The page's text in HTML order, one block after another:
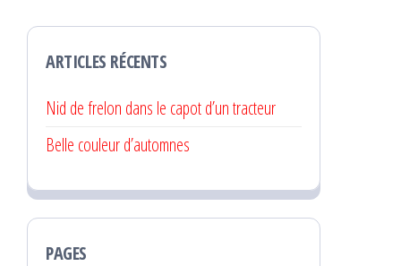
ARTICLES RÉCENTS
Nid de frelon dans le capot d’un tracteur
Belle couleur d’automnes
PAGES